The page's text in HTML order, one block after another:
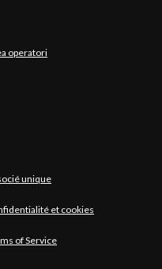
operatori
unique
et cookies
of Service